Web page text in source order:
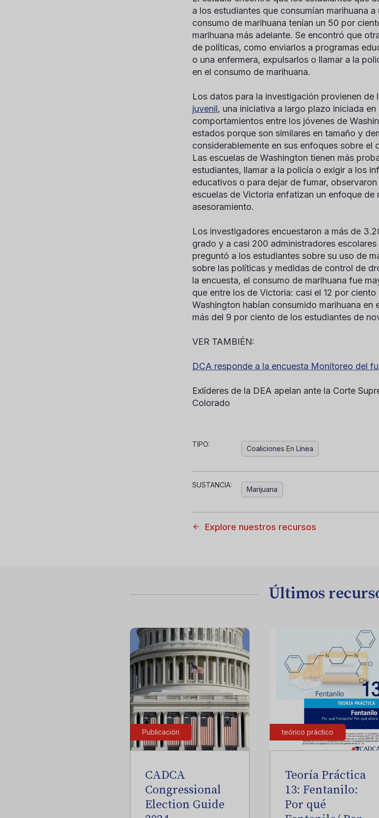
a los estudiantes que consumían marihuana
consumo de marihuana tenían un 50 por
marihuana más adelante. Se encontró que
de políticas, como enviarlos a programas
o una enfermera, expulsarlos o llamar a la
en el consumo de marihuana.
Los datos para la investigación provienen de
juvenil, una iniciativa a largo plazo iniciada
comportamientos entre los jóvenes de
estados porque son similares en tamaño y
considerablemente en sus enfoques sobre el
Las escuelas de Washington tienen más
estudiantes, llamar a la policía o exigir a los
educativos o para dejar de fumar,
escuelas de Victoria enfatizan un enfoque
asesoramiento.
Los investigadores encuestaron a más de
grado y a casi 200 administradores
preguntó a los estudiantes sobre su uso de
sobre las políticas y medidas de control de
la encuesta, el consumo de marihuana fue
que entre los de Victoria: casi el 12 por
Washington habían consumido marihuana
más del 9 por ciento de los estudiantes de
VER TAMBIÉN:
DCA responde a la encuesta Monitoreo del
Exlíderes de la DEA apelan ante la Corte
Colorado
TIPO:
Coaliciones En Línea
SUSTANCIA:
Marijuana
Explore nuestros recursos
Últimos
Publicación
CADCA
Congressional
Election Guide
teórico práctico
Teoría Práctica
13: Fentanilo:
Por qué